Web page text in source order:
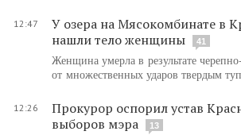
12:47
У озера на Мясокомбинате в
нашли тело женщины
41
Женщина умерла в результате
от множественных ударов твердым
12:26
Прокурор оспорил устав
выборов мэра
13